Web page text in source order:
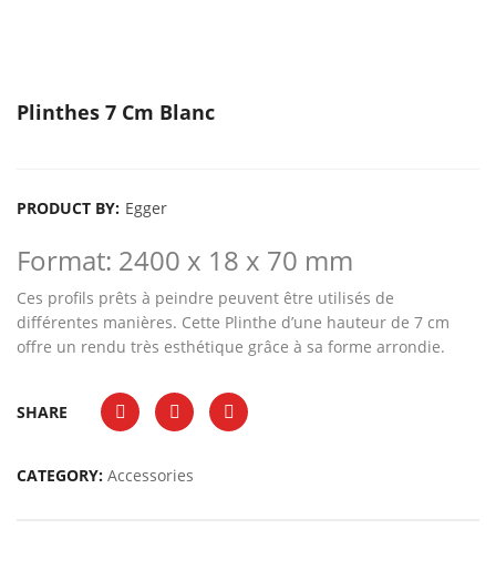
Plinthes 7 Cm Blanc
PRODUCT BY: Egger
Format: 2400 x 18 x 70 mm
Ces profils prêts à peindre peuvent être utilisés de
différentes manières. Cette Plinthe d’une hauteur de 7 cm
offre un rendu très esthétique grâce à sa forme arrondie.
SHARE
CATEGORY: Accessories